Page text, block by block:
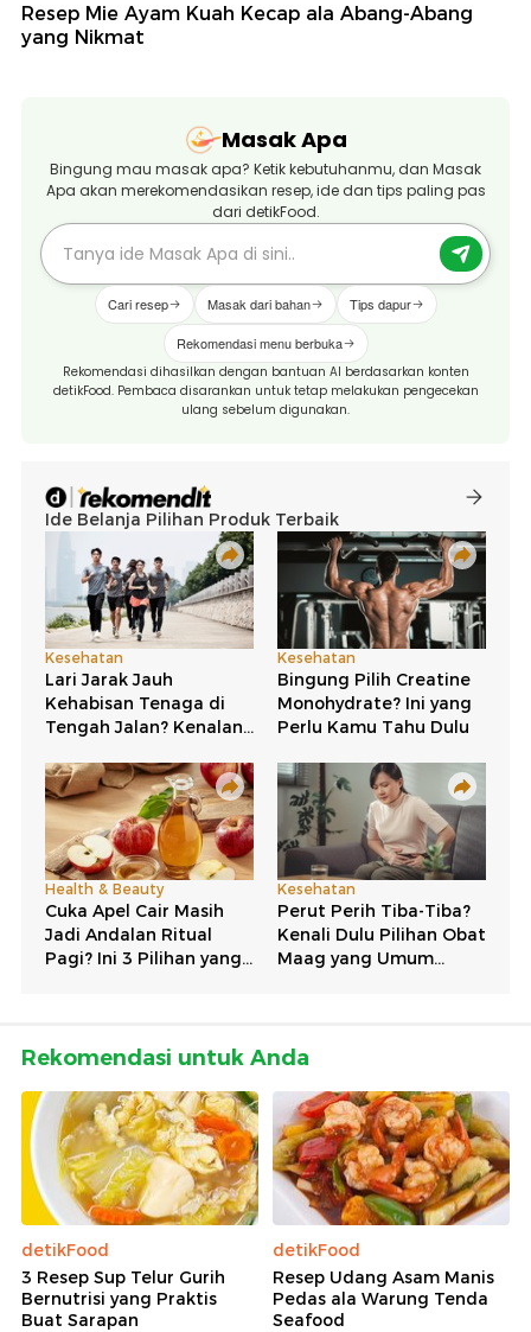
Resep Mie Ayam Kuah Kecap ala Abang-Abang
yang Nikmat
Masak Apa
Bingung mau masak apa? Ketik kebutuhanmu, dan Masak
Apa akan merekomendasikan resep, ide dan tips paling pas
dari detikFood.
Cari resep Masak dari bahan Tips dapur
Rekomendasi menu berbuka
Rekomendasi dihasilkan dengan bantuan AI berdasarkan konten
detikFood. Pembaca disarankan untuk tetap melakukan pengecekan
ulang sebelum digunakan.
Rekomendasi untuk Anda
detikFood
3 Resep Sup Telur Gurih
Bernutrisi yang Praktis
Buat Sarapan
detikFood
Resep Udang Asam Manis
Pedas ala Warung Tenda
Seafood